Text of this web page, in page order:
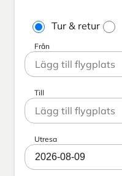
Tur & retur
Från
Till
Utresa
2026-08-09